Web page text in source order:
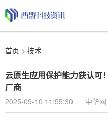
首页 > 技术
云原生应用保护能力获认可
厂商
2025-09-10 11:55:30 中华网